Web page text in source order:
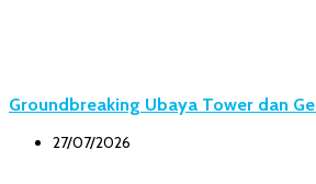
Groundbreaking Ubaya Tower dan
27/07/2026